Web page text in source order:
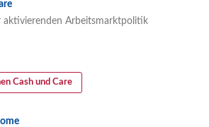
aktivierenden Arbeitsmarktpolitik
Cash und Care